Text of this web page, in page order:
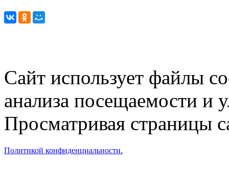
Сайт использует файлы
анализа посещаемости и
Просматривая страницы
Политикой конфиденциальности.